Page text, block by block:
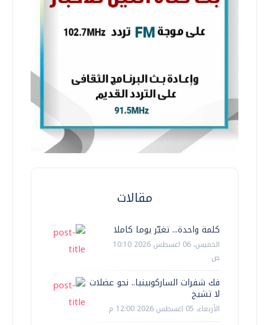
مقالات
كلمة واحدة... تغيّر يوما كاملا
الخميس، 06 اغسطس 2026 10:10
ص
فك شفرات الساركوبينيا.. نحو عضلات
لا تشيخ
الأربعاء، 05 اغسطس 2026 12:00 م